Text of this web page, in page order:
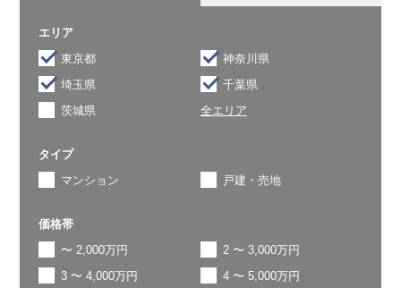
エリア
東京都
神奈川県
埼玉県
千葉県
茨城県
全エリア
タイプ
マンション
戸建・売地
価格帯
〜 2,000万円
2 〜 3,000万円
3 〜 4,000万円
4 〜 5,000万円